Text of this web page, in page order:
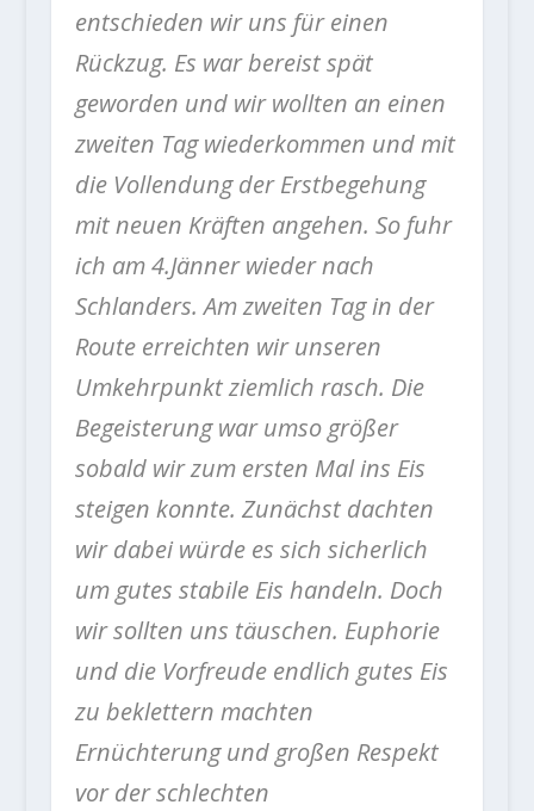
entschieden wir uns für einen
Rückzug. Es war bereist spät
geworden und wir wollten an einen
zweiten Tag wiederkommen und mit
die Vollendung der Erstbegehung
mit neuen Kräften angehen. So fuhr
ich am 4.Jänner wieder nach
Schlanders. Am zweiten Tag in der
Route erreichten wir unseren
Umkehrpunkt ziemlich rasch. Die
Begeisterung war umso größer
sobald wir zum ersten Mal ins Eis
steigen konnte. Zunächst dachten
wir dabei würde es sich sicherlich
um gutes stabile Eis handeln. Doch
wir sollten uns täuschen. Euphorie
und die Vorfreude endlich gutes Eis
zu beklettern machten
Ernüchterung und großen Respekt
vor der schlechten